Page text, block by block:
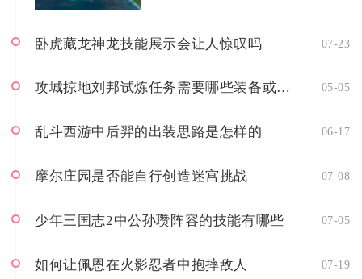
卧虎藏龙神龙技能展示会让人惊叹吗 07-23
攻城掠地刘邦试炼任务需要哪些装备或道具 05-05
乱斗西游中后羿的出装思路是怎样的 06-17
摩尔庄园是否能自行创造迷宫挑战 07-08
少年三国志2中公孙瓒阵容的技能有哪些 07-05
如何让佩恩在火影忍者中抱摔敌人 07-19